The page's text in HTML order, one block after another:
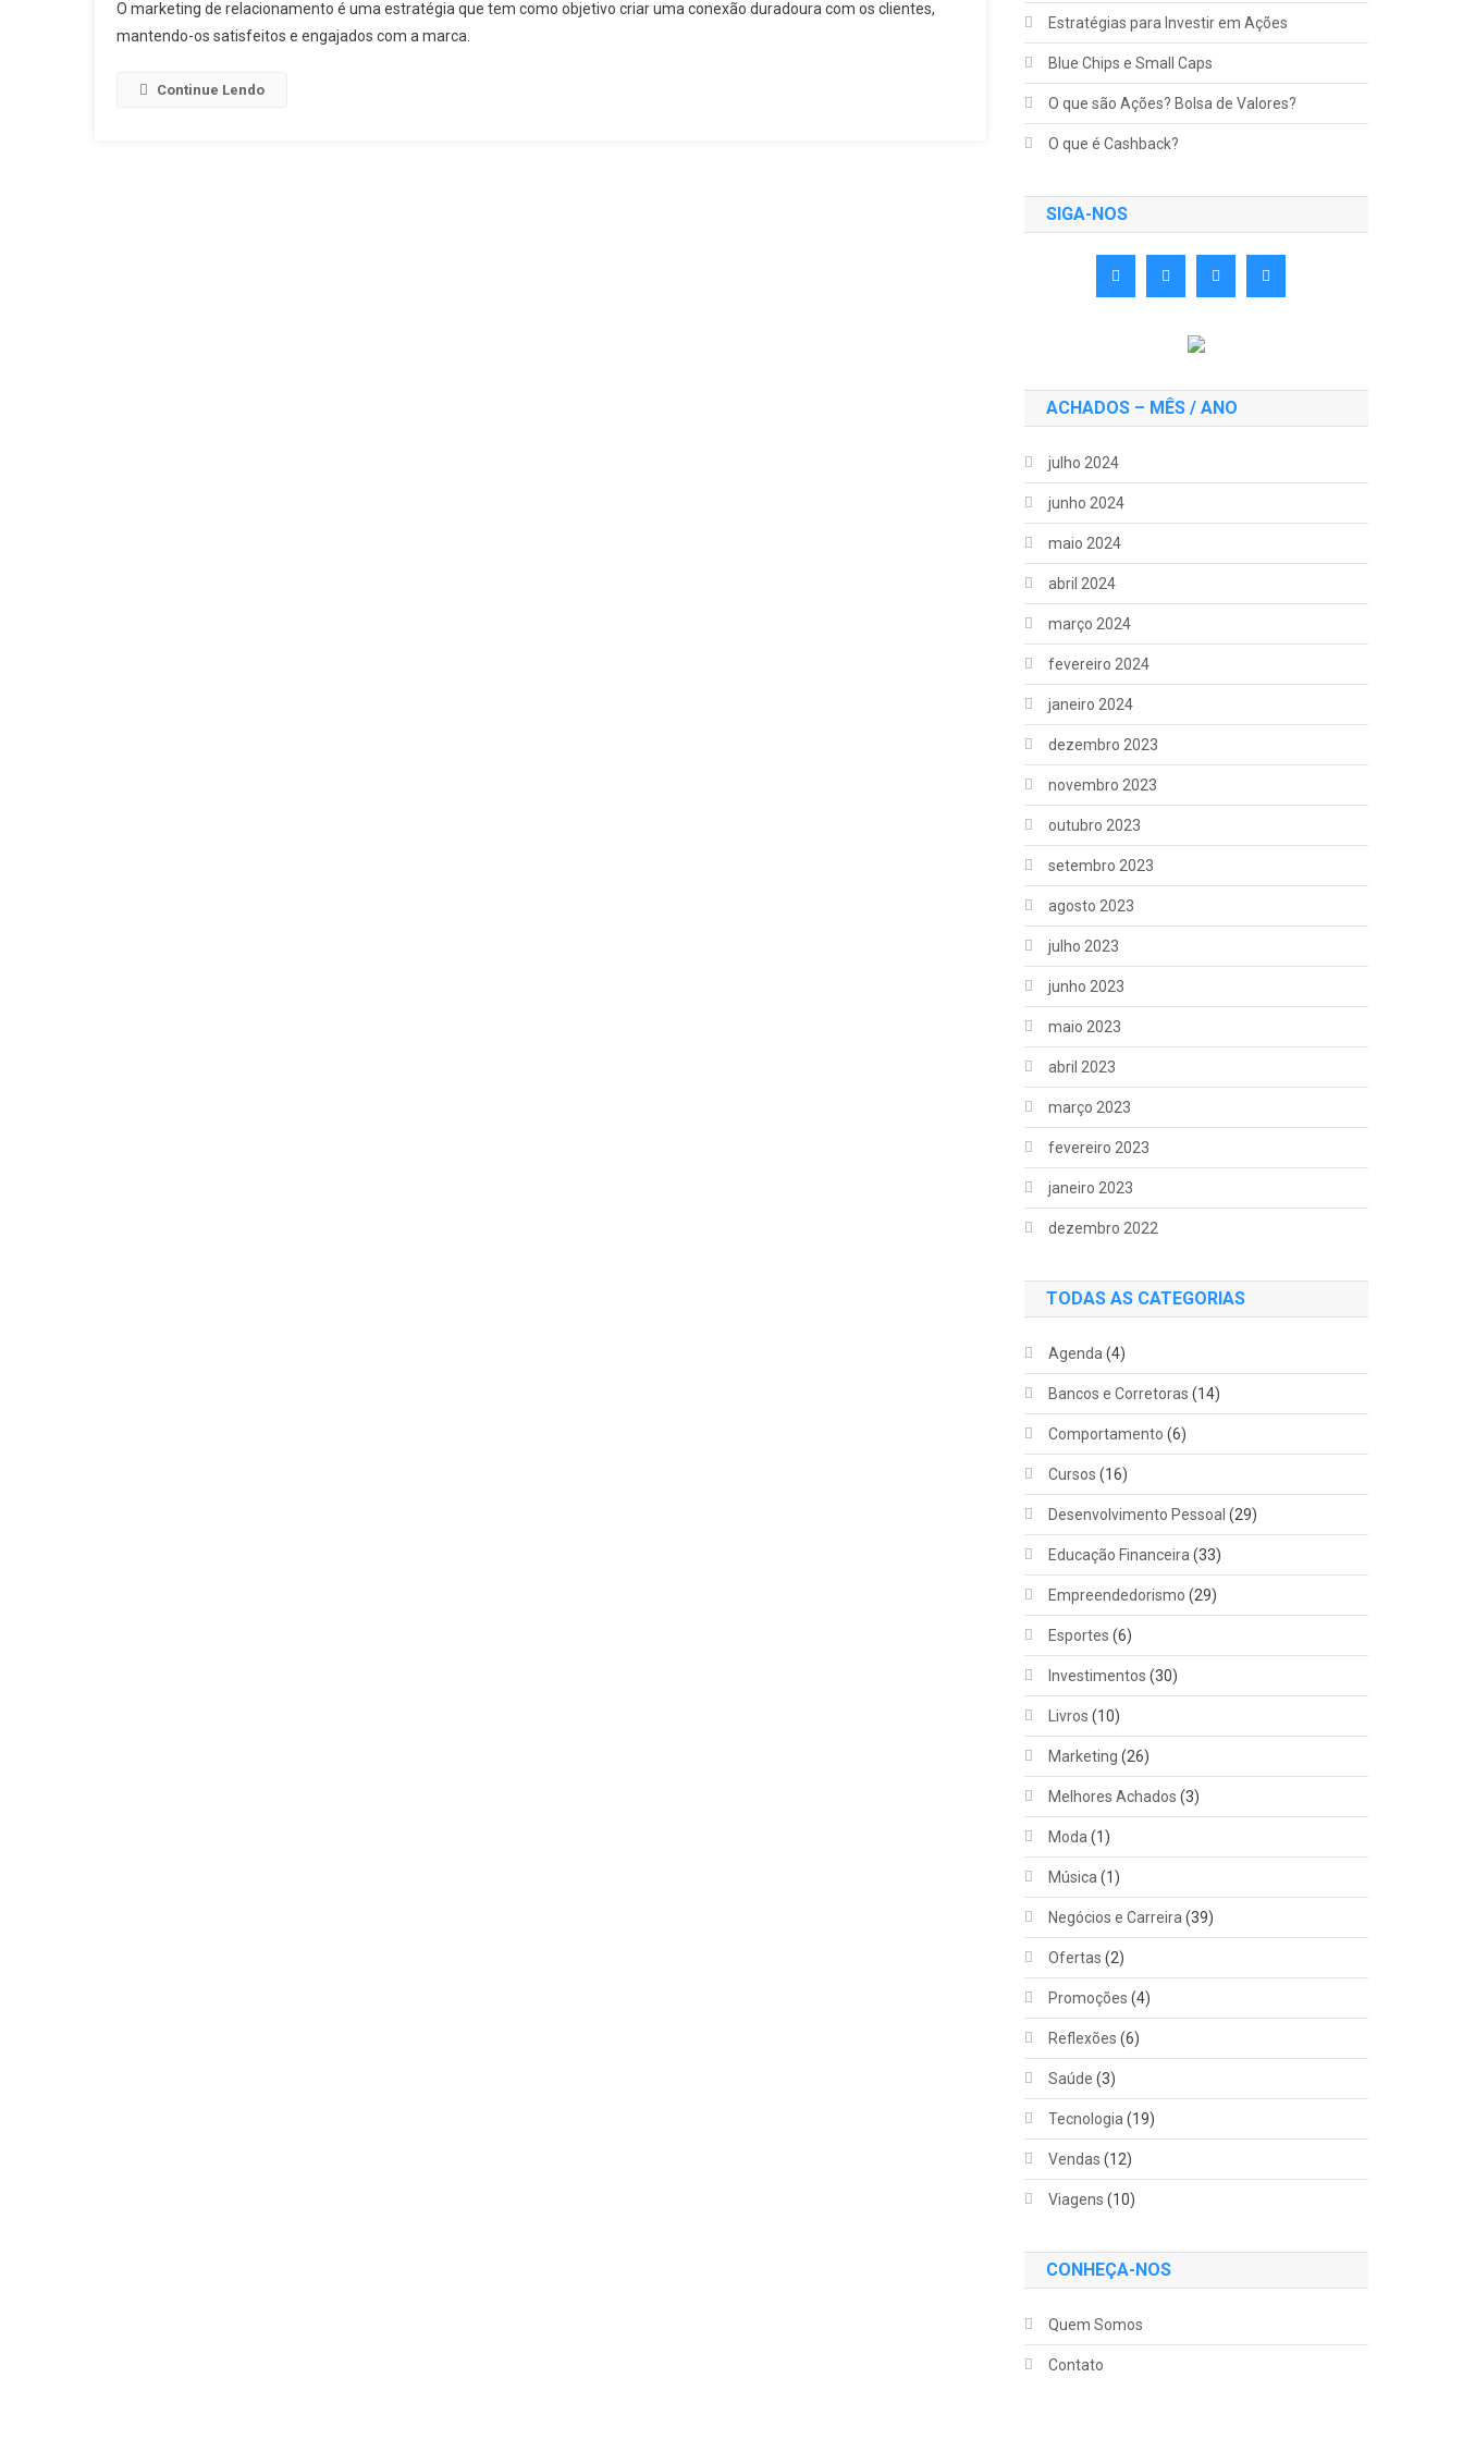
O marketing de relacionamento é uma estratégia que tem como objetivo criar uma conexão duradoura com os clientes,
mantendo-os satisfeitos e engajados com a marca.
Continue Lendo
Estratégias para Investir em Ações
Blue Chips e Small Caps
O que são Ações? Bolsa de Valores?
O que é Cashback?
SIGA-NOS
ACHADOS – MÊS / ANO
julho 2024
junho 2024
maio 2024
abril 2024
março 2024
fevereiro 2024
janeiro 2024
dezembro 2023
novembro 2023
outubro 2023
setembro 2023
agosto 2023
julho 2023
junho 2023
maio 2023
abril 2023
março 2023
fevereiro 2023
janeiro 2023
dezembro 2022
TODAS AS CATEGORIAS
Agenda (4)
Bancos e Corretoras (14)
Comportamento (6)
Cursos (16)
Desenvolvimento Pessoal (29)
Educação Financeira (33)
Empreendedorismo (29)
Esportes (6)
Investimentos (30)
Livros (10)
Marketing (26)
Melhores Achados (3)
Moda (1)
Música (1)
Negócios e Carreira (39)
Ofertas (2)
Promoções (4)
Reflexões (6)
Saúde (3)
Tecnologia (19)
Vendas (12)
Viagens (10)
CONHEÇA-NOS
Quem Somos
Contato